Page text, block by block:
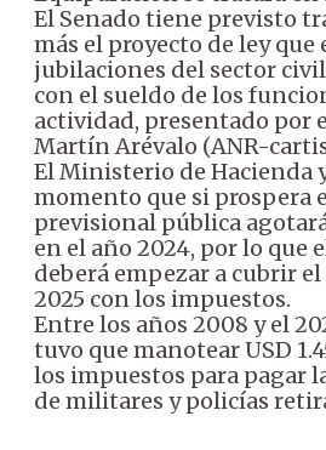
El Senado tiene previsto
más el proyecto de ley que
jubilaciones del sector civil
con el sueldo de los
actividad, presentado por
Martín Arévalo (ANR-
El Ministerio de Hacienda
momento que si prospera
previsional pública
en el año 2024, por lo que
deberá empezar a cubrir
2025 con los impuestos.
Entre los años 2008 y el
tuvo que manotear USD
los impuestos para pagar
de militares y policías